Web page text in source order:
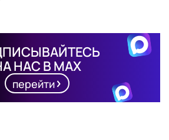
НАС В MAX
перейти